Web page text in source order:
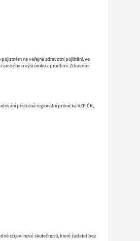
na veřejné zdravotní pojištění, ve
o výši úroku z prodlení. Zdravotní
příslušná regionální pobočka VZP ČR,
objeví nové skutečnosti, které žadatel bez